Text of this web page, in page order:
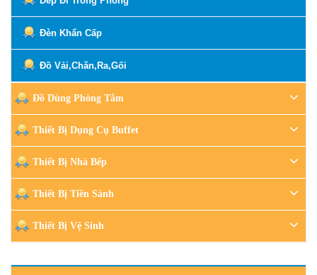
Đèn Khẩn Cấp
Đồ Vải,Chăn,Ra,Gối
Đồ Dùng Phòng Tắm
Thiết Bị Dụng Cụ Buffet
Thiết Bị Nhà Bếp
Thiết Bị Tiền Sảnh
Thiết Bị Vệ Sinh